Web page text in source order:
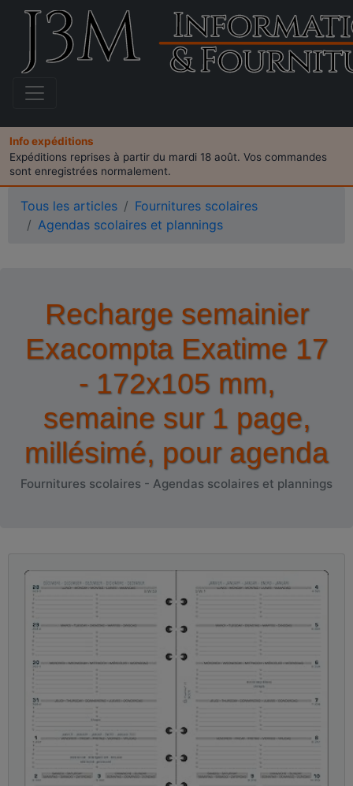
Info expéditions
Expéditions reprises à partir du mardi 18 août. Vos commandes
sont enregistrées normalement.
Tous les articles
Fournitures scolaires
Agendas scolaires et plannings
Recharge semainier
Exacompta Exatime 17
- 172x105 mm,
semaine sur 1 page,
millésimé, pour agenda
Fournitures scolaires - Agendas scolaires et plannings